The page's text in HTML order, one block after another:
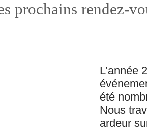
prochains rendez-
L’année
été
Nous
ardeur